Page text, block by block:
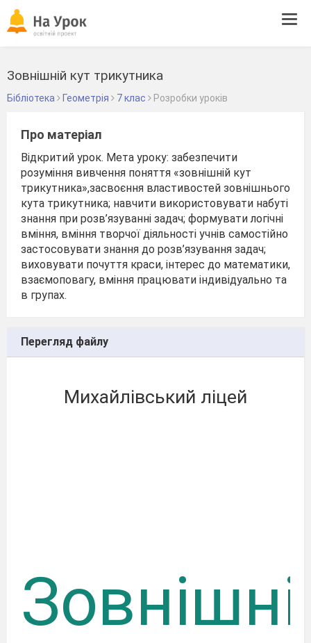
Зовнішній кут трикутника
Бібліотека Геометрія 7 клас Розробки уроків
Про матеріал
Відкритий урок. Мета уроку: забезпечити
розуміння вивчення поняття «зовнішній кут
трикутника»,засвоєння властивостей зовнішнього
кута трикутника; навчити використовувати набуті
знання при розв’язуванні задач; формувати логічні
вміння, вміння творчої діяльності учнів самостійно
застосовувати знання до розв’язування задач;
виховувати почуття краси, інтерес до математики,
взаємоповагу, вміння працювати індивідуально та
в групах.
Перегляд файлу
Михайлівський ліцей